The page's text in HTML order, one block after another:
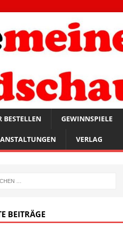
BESTELLEN GEWINNSPIELE
VERLAG
BEITRÄGE